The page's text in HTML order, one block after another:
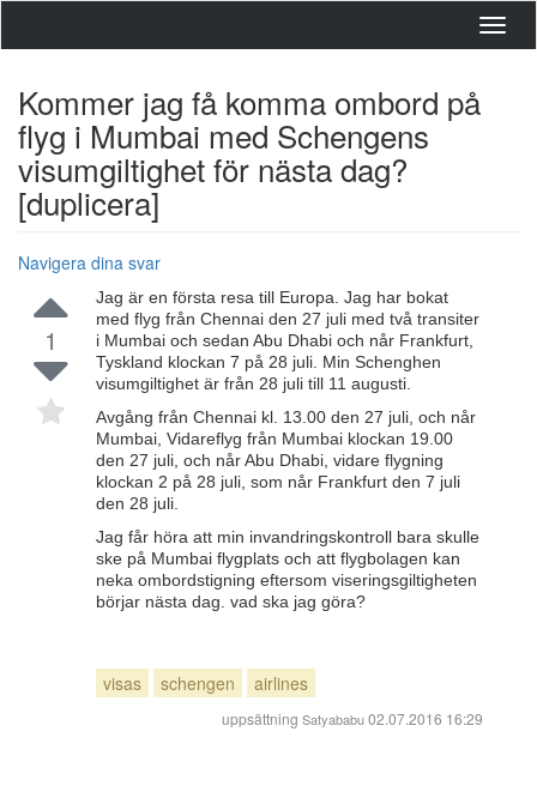
Kommer jag få komma ombord på
flyg i Mumbai med Schengens
visumgiltighet för nästa dag?
[duplicera]
Navigera dina svar
1
Jag är en första resa till Europa. Jag har bokat
med flyg från Chennai den 27 juli med två transiter
i Mumbai och sedan Abu Dhabi och når Frankfurt,
Tyskland klockan 7 på 28 juli. Min Schenghen
visumgiltighet är från 28 juli till 11 augusti.
Avgång från Chennai kl. 13.00 den 27 juli, och når
Mumbai, Vidareflyg från Mumbai klockan 19.00
den 27 juli, och når Abu Dhabi, vidare flygning
klockan 2 på 28 juli, som når Frankfurt den 7 juli
den 28 juli.
Jag får höra att min invandringskontroll bara skulle
ske på Mumbai flygplats och att flygbolagen kan
neka ombordstigning eftersom viseringsgiltigheten
börjar nästa dag. vad ska jag göra?
visas schengen airlines
uppsättning Satyababu02.07.2016 16:29